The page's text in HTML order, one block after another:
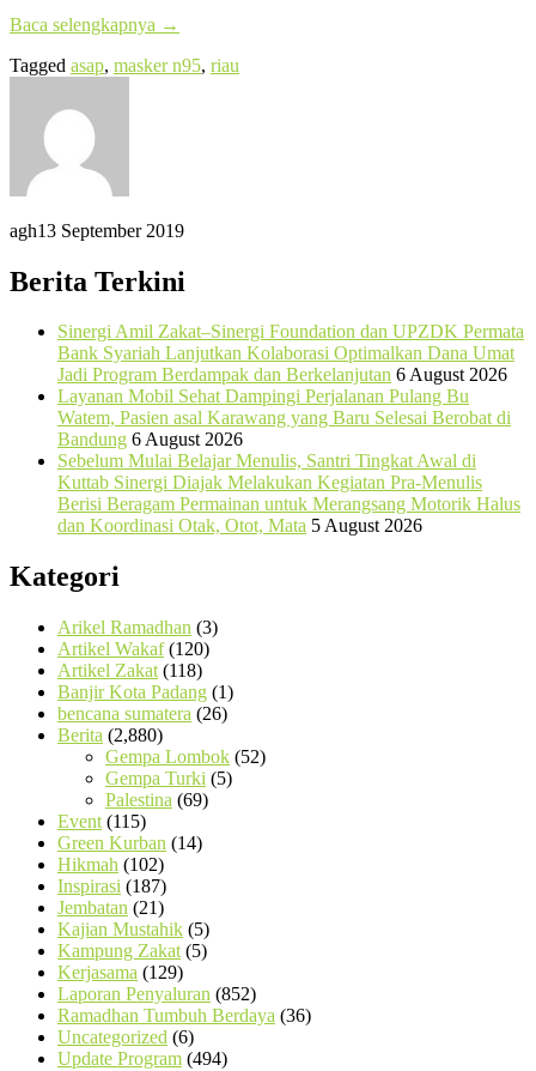
Baca selengkapnya →
Tagged asap, masker n95, riau
agh13 September 2019
Berita Terkini
Sinergi Amil Zakat–Sinergi Foundation dan UPZDK Permata
Bank Syariah Lanjutkan Kolaborasi Optimalkan Dana Umat
Jadi Program Berdampak dan Berkelanjutan 6 August 2026
Layanan Mobil Sehat Dampingi Perjalanan Pulang Bu
Watem, Pasien asal Karawang yang Baru Selesai Berobat di
Bandung 6 August 2026
Sebelum Mulai Belajar Menulis, Santri Tingkat Awal di
Kuttab Sinergi Diajak Melakukan Kegiatan Pra-Menulis
Berisi Beragam Permainan untuk Merangsang Motorik Halus
dan Koordinasi Otak, Otot, Mata 5 August 2026
Kategori
Arikel Ramadhan (3)
Artikel Wakaf(120)
Artikel Zakat (118)
Banjir Kota Padang (1)
bencana sumatera (26)
Berita (2,880)
Gempa Lombok (52)
Gempa Turki (5)
Palestina (69)
Event (115)
Green Kurban (14)
Hikmah (102)
Inspirasi (187)
Jembatan (21)
Kajian Mustahik (5)
Kampung Zakat (5)
Kerjasama (129)
Laporan Penyaluran (852)
Ramadhan Tumbuh Berdaya (36)
Uncategorized (6)
Update Program (494)